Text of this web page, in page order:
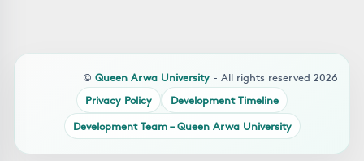
© Queen Arwa University - All rights reserved 2026
Privacy Policy
Development Timeline
Development Team – Queen Arwa University